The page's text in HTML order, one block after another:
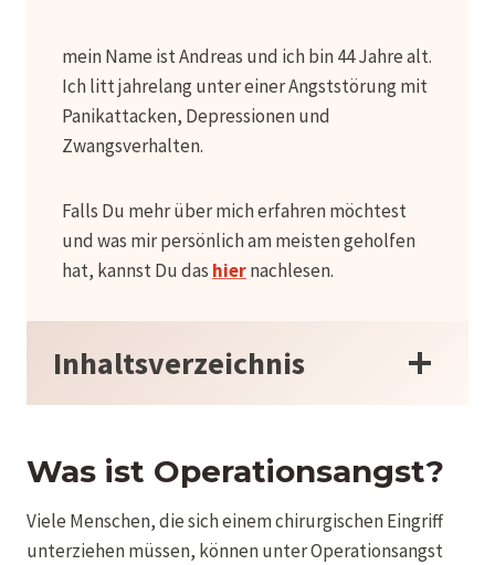
mein Name ist Andreas und ich bin 44 Jahre alt.
Ich litt jahrelang unter einer Angststörung mit
Panikattacken, Depressionen und
Zwangsverhalten.
Falls Du mehr über mich erfahren möchtest
und was mir persönlich am meisten geholfen
hat, kannst Du das hiernachlesen.
Inhaltsverzeichnis
Was ist Operationsangst?
Viele Menschen, die sich einem chirurgischen Eingriff
unterziehen müssen, können unter Operationsangst